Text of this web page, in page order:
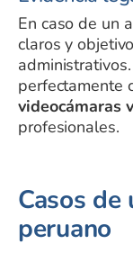
En caso de un
claros y
perfectamente
videocámaras
profesionales.
Casos
peruano